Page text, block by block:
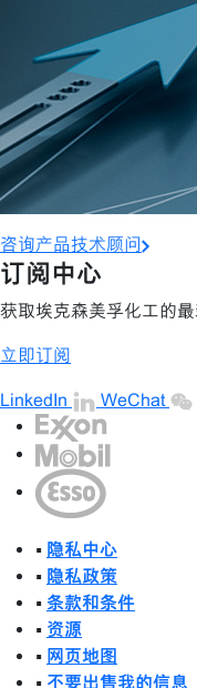
咨询产品技术顾问
订阅中心
获取埃克森美孚化工的
立即订阅
LinkedIn WeChat
• 隐私中心
• 隐私政策
• 条款和条件
• 资源
• 网页地图
• 不要出售我的信息